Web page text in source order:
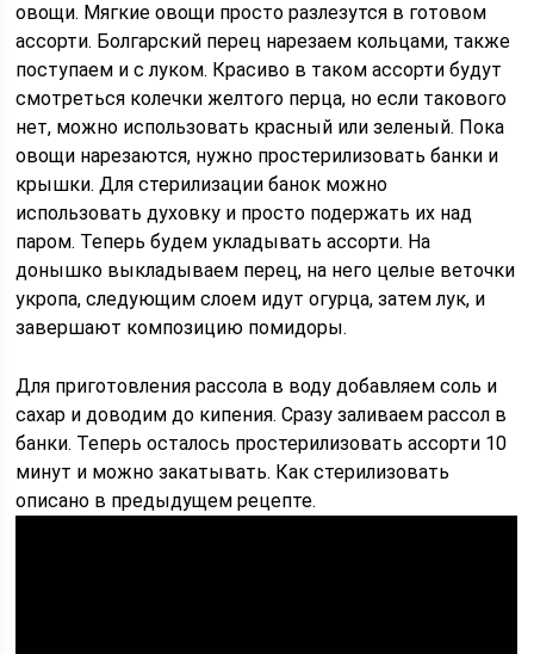
овощи. Мягкие овощи просто разлезутся в готовом
ассорти. Болгарский перец нарезаем кольцами, также
поступаем и с луком. Красиво в таком ассорти будут
смотреться колечки желтого перца, но если такового
нет, можно использовать красный или зеленый. Пока
овощи нарезаются, нужно простерилизовать банки и
крышки. Для стерилизации банок можно
использовать духовку и просто подержать их над
паром. Теперь будем укладывать ассорти. На
донышко выкладываем перец, на него целые веточки
укропа, следующим слоем идут огурца, затем лук, и
завершают композицию помидоры.
Для приготовления рассола в воду добавляем соль и
сахар и доводим до кипения. Сразу заливаем рассол в
банки. Теперь осталось простерилизовать ассорти 10
минут и можно закатывать. Как стерилизовать
описано в предыдущем рецепте.